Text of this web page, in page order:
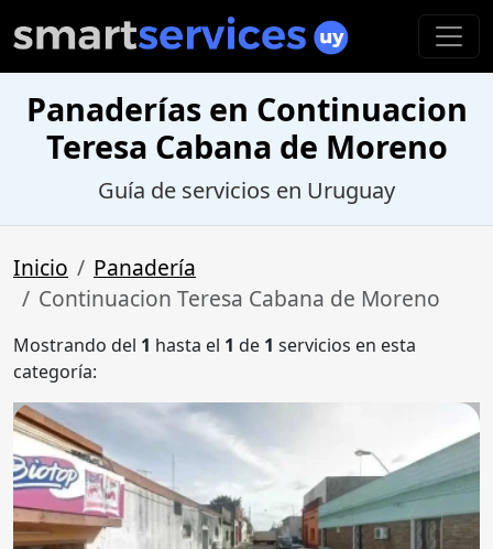
Panaderías en Continuacion
Teresa Cabana de Moreno
Guía de servicios en Uruguay
Inicio
Panadería
Continuacion Teresa Cabana de Moreno
Mostrando del 1 hasta el 1 de 1 servicios en esta
categoría: